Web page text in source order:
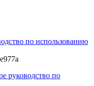
по использованию
руководство по